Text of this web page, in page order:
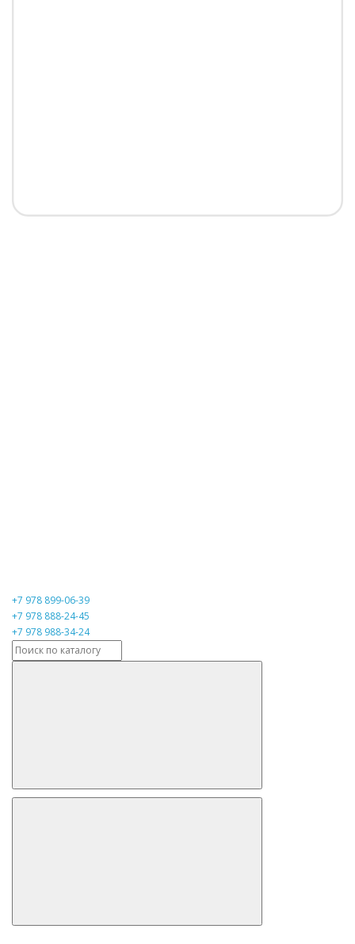
+7 978 899-06-39
+7 978 888-24-45
+7 978 988-34-24